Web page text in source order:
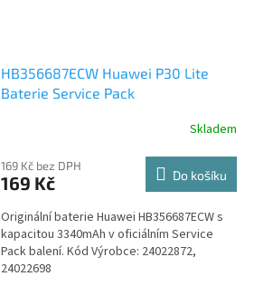
HB356687ECW Huawei P30 Lite
Baterie Service Pack
Skladem
169 Kč bez DPH
169 Kč Do košíku
Originální baterie Huawei HB356687ECW s
kapacitou 3340mAh v oficiálním Service
Pack balení. Kód Výrobce: 24022872,
24022698